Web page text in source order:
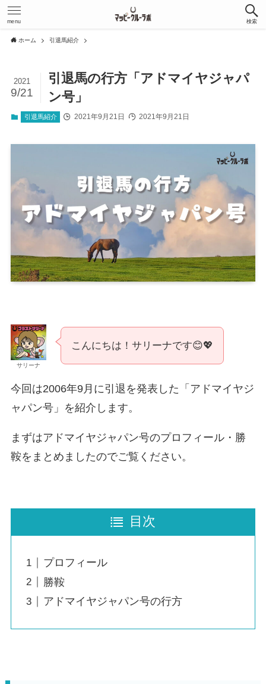
検索
menu
ホーム 引退馬紹介
引退馬の行方「アドマイヤジャパ
ン号」
2021
9/21
引退馬紹介 2021年9月21日 2021年9月21日
サリーナ
こんにちは！サリーナです😊💖
今回は2006年9月に引退を発表した「アドマイヤジ
ャパン号」を紹介します。
まずはアドマイヤジャパン号のプロフィール・勝
鞍をまとめましたのでご覧ください。
目次
プロフィール
勝鞍
アドマイヤジャパン号の行方